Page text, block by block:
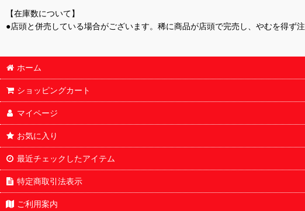
【在庫数について】
●店頭と併売している場合がございます。稀に商品が店頭で完売し、やむを得ず
ホーム
ショッピングカート
マイページ
お気に入り
最近チェックしたアイテム
特定商取引法表示
ご利用案内